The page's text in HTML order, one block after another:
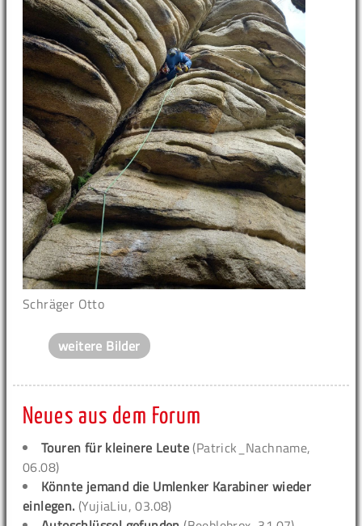
Schräger Otto
weitere Bilder
Neues aus dem Forum
Touren für kleinere Leute (Patrick_Nachname,
06.08)
Könnte jemand die Umlenker Karabiner wieder
einlegen. (YujiaLiu, 03.08)